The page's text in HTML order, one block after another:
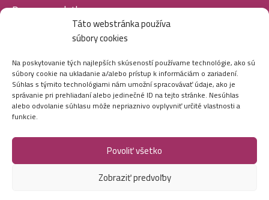
Táto webstránka používa
súbory cookies
Na poskytovanie tých najlepších skúseností používame technológie, ako sú
súbory cookie na ukladanie a/alebo prístup k informáciám o zariadení.
Súhlas s týmito technológiami nám umožní spracovávať údaje, ako je
správanie pri prehliadaní alebo jedinečné ID na tejto stránke. Nesúhlas
alebo odvolanie súhlasu môže nepriaznivo ovplyvniť určité vlastnosti a
funkcie.
Povoliť všetko
Zobraziť predvoľby
Doprava a platba
SOCIÁLNE SIETE
Marei.sk - Všetky práva vyhradené - 2026
Vytvorila digitálna agentúraAmetica.